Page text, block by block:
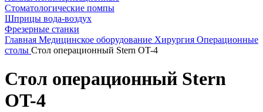
Стоматологические помпы
Шприцы вода-воздух
Фрезерные станки
Главная Медицинское оборудование Хирургия Операционные
столы Стол операционный Stern OT-4
Стол операционный Stern
OT-4